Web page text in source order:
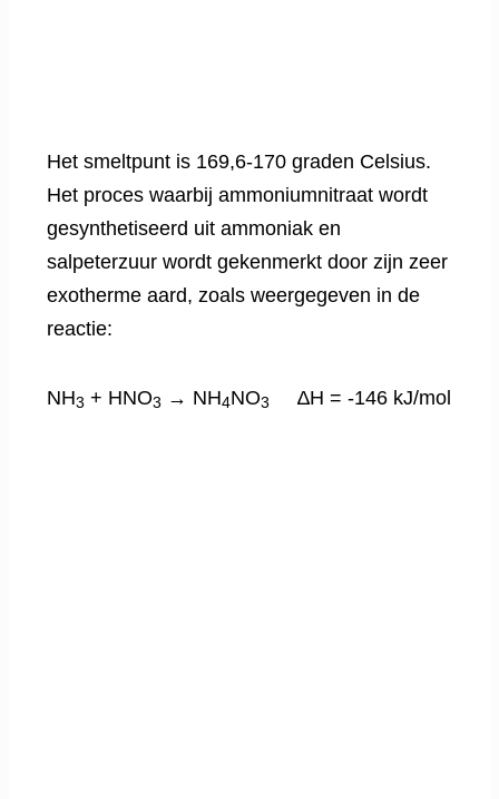
Het smeltpunt is 169,6-170 graden Celsius.
Het proces waarbij ammoniumnitraat wordt
gesynthetiseerd uit ammoniak en
salpeterzuur wordt gekenmerkt door zijn zeer
exotherme aard, zoals weergegeven in de
reactie:
NH3 + HNO3 → NH4NO3 ∆H = -146 kJ/mol